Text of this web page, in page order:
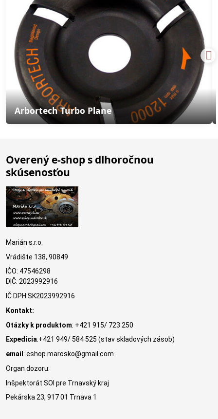
Arbortech Turbo Plane
Overený e-shop s dlhoročnou
skúsenosťou
Marián s.r.o.
Vrádište 138, 90849
IČO: 47546298
DIČ: 2023992916
IČ DPH:SK2023992916
Kontakt:
Otázky k produktom: +421 915/ 723 250
Expedícia:+421 949/ 584 525 (stav skladových zásob)
email : eshop.marosko@gmail.com
Organ dozoru:
Inšpektorát SOI pre Trnavský kraj
Pekárska 23, 917 01 Trnava 1